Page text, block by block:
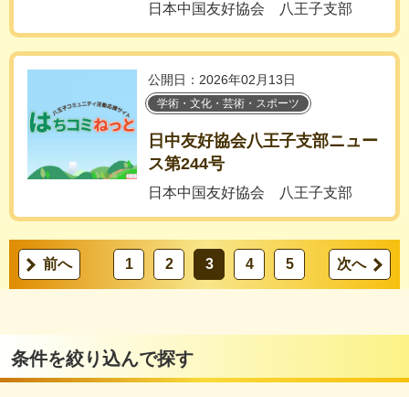
日本中国友好協会 八王子支部
公開日：2026年02月13日
学術・文化・芸術・スポーツ
日中友好協会八王子支部ニュー
ス第244号
日本中国友好協会 八王子支部
前へ 1 2 3 4 5 次へ
条件を絞り込んで探す